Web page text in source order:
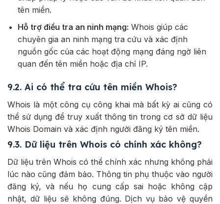
tên miền.
Hỗ trợ điều tra an ninh mạng: Whois giúp các
chuyên gia an ninh mạng tra cứu và xác định
nguồn gốc của các hoạt động mạng đáng ngờ liên
quan đến tên miền hoặc địa chỉ IP.
9.2. Ai có thể tra cứu tên miền Whois?
Whois là một công cụ công khai mà bất kỳ ai cũng có
thể sử dụng để truy xuất thông tin trong cơ sở dữ liệu
Whois Domain và xác định người đăng ký tên miền.
9.3. Dữ liệu trên Whois có chính xác không?
Dữ liệu trên Whois có thể chính xác nhưng không phải
lúc nào cũng đảm bảo. Thông tin phụ thuộc vào người
đăng ký, và nếu họ cung cấp sai hoặc không cập
nhật, dữ liệu sẽ không đúng. Dịch vụ bảo vệ quyền